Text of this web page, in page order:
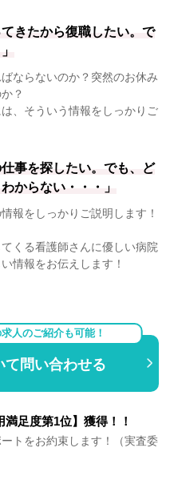
きたから復職したい。で
ならないのか？突然のお休み
？
、そういう情報をしっかりご
事を探したい。でも、ど
からない・・・」
報をしっかりご説明します！
くる看護師さんに優しい病院
情報をお伝えします！
人のご紹介も可能！
て問い合わせる
満足度第1位】獲得！！
トをお約束します！（実査委